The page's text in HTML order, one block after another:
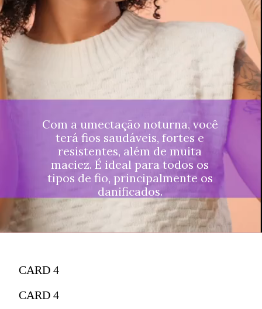
Com a umectação noturna, você
terá fios saudáveis, fortes e
resistentes, além de muita
maciez. É ideal para todos os
tipos de fio, principalmente os
danificados.
CARD 4
CARD 4